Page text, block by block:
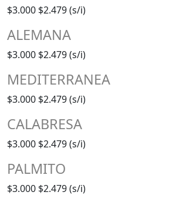
$3.000 $2.479 (s/i)
ALEMANA
$3.000 $2.479 (s/i)
MEDITERRANEA
$3.000 $2.479 (s/i)
CALABRESA
$3.000 $2.479 (s/i)
PALMITO
$3.000 $2.479 (s/i)